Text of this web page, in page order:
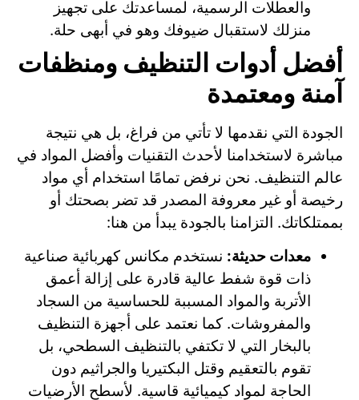
والعطلات الرسمية، لمساعدتك على تجهيز
منزلك لاستقبال ضيوفك وهو في أبهى حلة.
أفضل أدوات التنظيف ومنظفات
آمنة ومعتمدة
الجودة التي نقدمها لا تأتي من فراغ، بل هي نتيجة
مباشرة لاستخدامنا لأحدث التقنيات وأفضل المواد في
عالم التنظيف. نحن نرفض تمامًا استخدام أي مواد
رخيصة أو غير معروفة المصدر قد تضر بصحتك أو
بممتلكاتك. التزامنا بالجودة يبدأ من هنا:
معدات حديثة: نستخدم مكانس كهربائية صناعية
ذات قوة شفط عالية قادرة على إزالة أعمق
الأتربة والمواد المسببة للحساسية من السجاد
والمفروشات. كما نعتمد على أجهزة التنظيف
بالبخار التي لا تكتفي بالتنظيف السطحي، بل
تقوم بالتعقيم وقتل البكتيريا والجراثيم دون
الحاجة لمواد كيميائية قاسية. لأسطح الأرضيات